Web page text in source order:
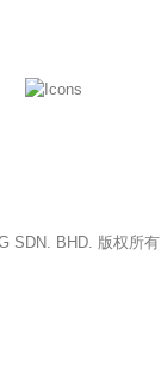
SDN. BHD. 版权所有